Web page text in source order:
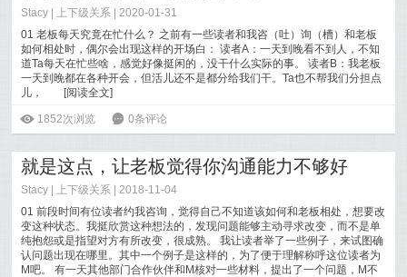
Stacy 上下级关系 | 2020-01-31
01 老板每天究竟在忙什么？ 之前有一些读者和我咨（吐）询（槽）和老板
如何相处时，偶尔会出现这样的开场白： 读者A：一天到晚看不到人，不知
道Ta每天在忙些啥，感觉好像挺闲的，没干什么实际的事。 读者B：我老板
一天到晚都在各种开会，但活儿还不是都分给我们干。Ta也不帮我们分担点
儿，
[阅读全文]
ė 1852次浏览 6 0条评论
就是这点，让老板觉得你沟通能力不够好
Stacy 上下级关系 | 2018-11-04
01 前段时间有位读者约我咨询，觉得自己不知道该如何和老板相处，想要改
变这种状态。我挺欣赏这种想法的，发现问题能够主动寻求改变，而不是单
纯抱怨或是指望对方有所改变，很成熟。 我让读者举了一些例子，来试图确
认问题出现在哪里。其中一个例子是这样的，为了便于理解称呼这位读者为
M吧。 有一天其他部门合作伙伴和M核对一些材料，提出了一个问题，M不